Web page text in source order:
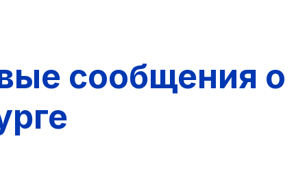
сообщения о